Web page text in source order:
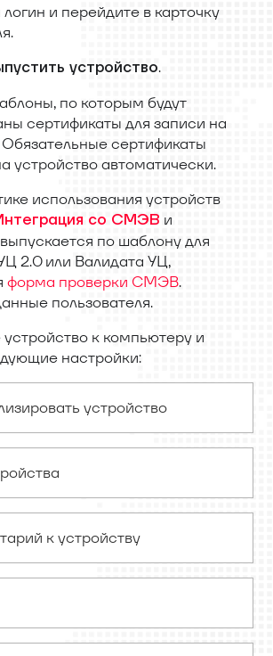
и перейдите в карточку
устройство.
по которым будут
сертификаты для записи на
Обязательные сертификаты
устройство автоматически.
использования устройств
со СМЭВ и
по шаблону для
2.0 или Валидата УЦ,
форма проверки СМЭВ.
пользователя.
к компьютеру и
настройки:
устройство
к устройству